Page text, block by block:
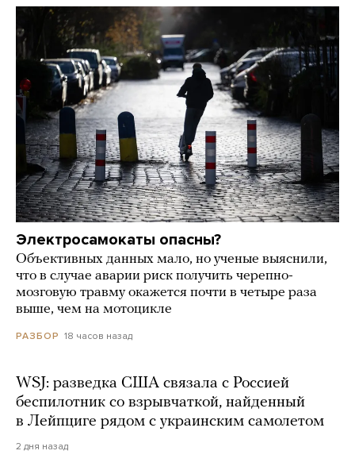
Электросамокаты опасны?
Объективных данных мало, но ученые выяснили,
что в случае аварии риск получить черепно-
мозговую травму окажется почти в четыре раза
выше, чем на мотоцикле
РАЗБОР 18 часов назад
WSJ: разведка США связала с Россией
беспилотник со взрывчаткой, найденный
в Лейпциге рядом с украинским самолетом
2 дня назад